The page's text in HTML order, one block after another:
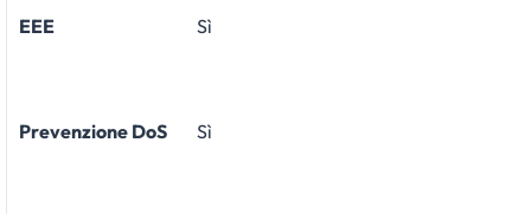
EEE Sì
Prevenzione DoS Sì